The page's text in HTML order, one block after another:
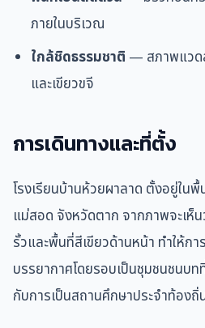
ภายในบริเวณ
ใกล้ชิดธรรมชาติ — สภาพแวด
และเขียวขจี
การเดินทางและที่ตั้ง
โรงเรียนบ้านห้วยผาลาด ตั้งอยู่ใน
แม่สอด จังหวัดตาก จากภาพจะเห็
รั้วและพื้นที่สีเขียวด้านหน้า ทำให้กา
บรรยากาศโดยรอบเป็นชุมชนชนบท
กับการเป็นสถานศึกษาประจำท้องถิ่